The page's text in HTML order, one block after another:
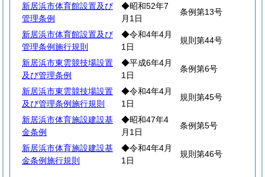
新居浜市体育館設置及び
管理条例
◆昭和52年7
月1日
条例第13号
新居浜市体育館設置及び
管理条例施行規則
◆令和4年4月
1日
規則第44号
新居浜市東雲競技場設置
及び管理条例
◆平成6年4月
1日
条例第6号
新居浜市東雲競技場設置
及び管理条例施行規則
◆令和4年4月
1日
規則第45号
新居浜市体育施設建設基
金条例
◆昭和47年4
月1日
条例第5号
新居浜市体育施設建設基
金条例施行規則
◆令和4年4月
1日
規則第46号